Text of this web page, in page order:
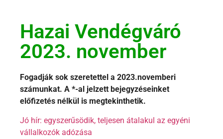
Hazai Vendégváró
2023. november
Fogadják sok szeretettel a 2023.novemberi
számunkat. A *-al jelzett bejegyzéseinket
előfizetés nélkül is megtekinthetik.
Jó hír: egyszerűsödik, teljesen átalakul az egyéni
vállalkozók adózása